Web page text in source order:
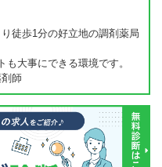
徒歩1分の好立地の調剤薬局
大事にできる環境です。
師